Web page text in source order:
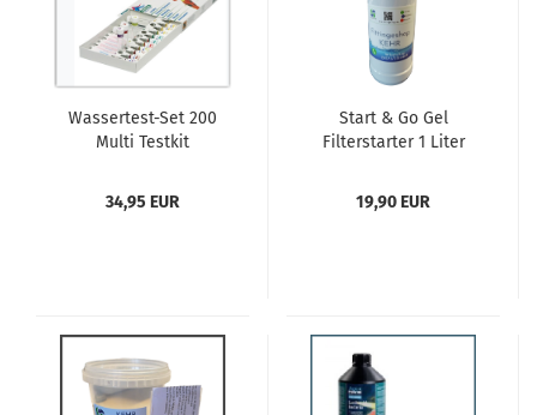
Wassertest-Set 200
Multi Testkit
34,95 EUR
Start & Go Gel
Filterstarter 1 Liter
19,90 EUR